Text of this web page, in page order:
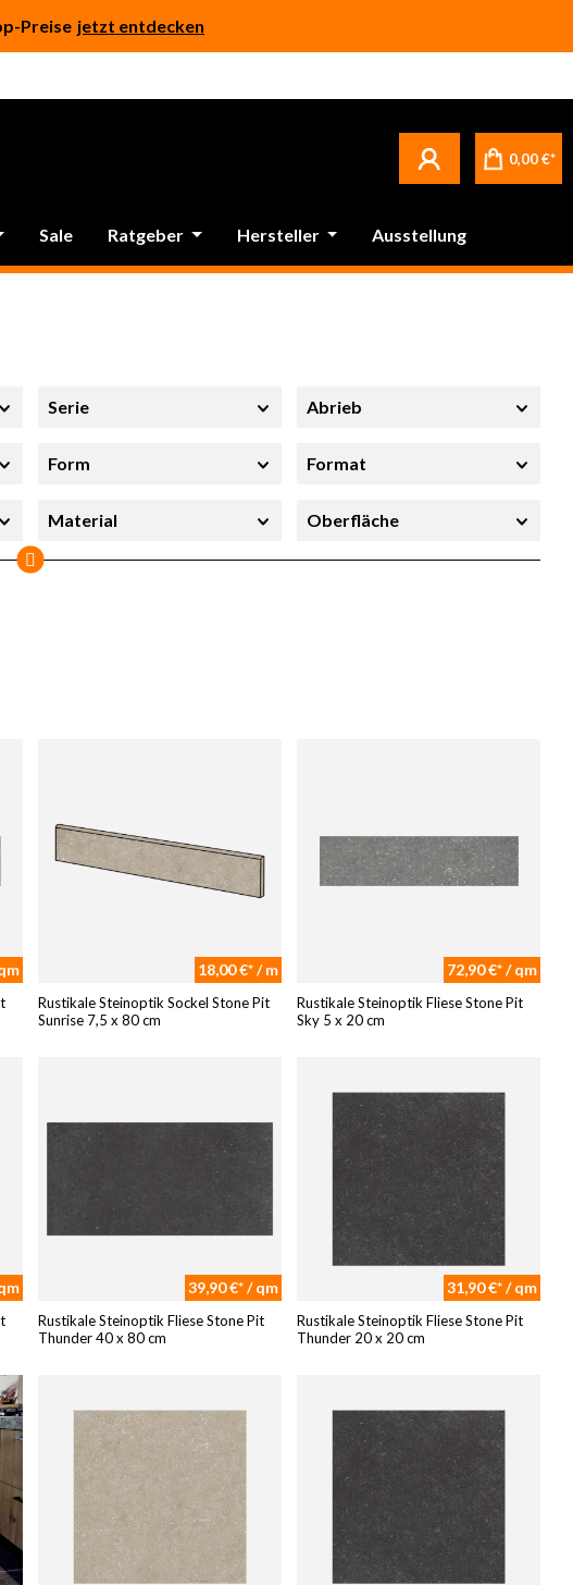
Preise jetzt entdecken
0,00 €*
Sale Ratgeber Hersteller Ausstellung
Serie Abrieb
Form Format
Material Oberfläche
18,00 €* / m
Rustikale Steinoptik Sockel Stone Pit
Sunrise 7,5 x 80 cm
72,90 €* / qm
Rustikale Steinoptik Fliese Stone Pit
Sky 5 x 20 cm
39,90 €* / qm
Rustikale Steinoptik Fliese Stone Pit
Thunder 40 x 80 cm
31,90 €* / qm
Rustikale Steinoptik Fliese Stone Pit
Thunder 20 x 20 cm